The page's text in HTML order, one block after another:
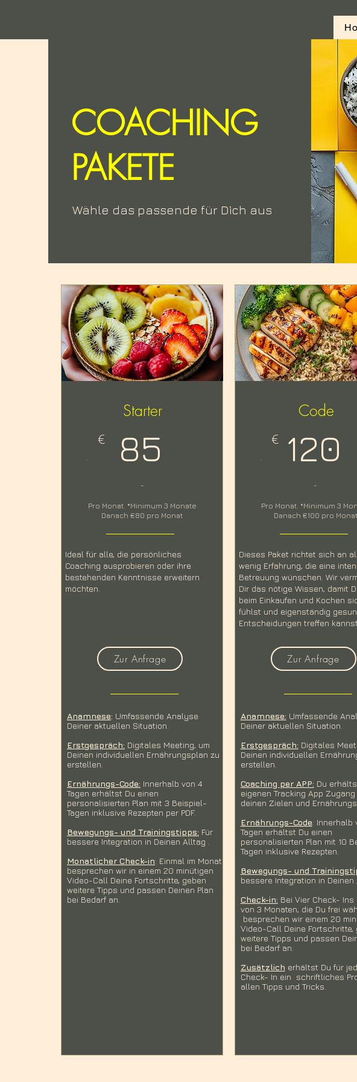
COACHING
PAKETE
Wähle das passende für Dich aus
Starter
85
€
.
-
Pro Monat. *Minimum 3 Monate
Danach €80 pro Monat
Ideal für alle, die persönliches
Coaching ausprobieren oder ihre
bestehenden Kenntnisse erweitern
möchten.
Zur Anfrage
Anamnese: Umfassende Analyse
Deiner aktuellen Situation.​
Erstgespräch: Digitales Meeting, um
Deinen individuellen Ernährungsplan zu
erstellen.​​
Ernährungs-Code: Innerhalb von 4
Tagen erhältst Du einen
personalisierten Plan mit 3 Beispiel-
Tagen inklusive Rezepten per PDF.
Bewegungs- und Trainingstipps: Für
bessere Integration in Deinen Alltag .​
Monatlicher Check-in: Einmal im Monat
besprechen wir in einem 20 minütigen
Video-Call Deine Fortschritte, geben
weitere Tipps und passen Deinen Plan
bei Bedarf an
Code
120
€
.
-
Pro Monat. *Minimum 3
Danach €100 pro Monat
Dieses Paket richtet sich an
wenig Erfahrung, die eine
Betreuung wünschen. Wir
Dir das nötige Wissen, damit
beim Einkaufen und Kochen
fühlst und eigenständig
Entscheidungen treffen kannst.
Zur Anfrage
Anamnese: Umfassende
Deiner aktuellen Situation.​
Erstgespräch: Digitales
Deinen individuellen
erstellen.
Coaching per APP: Du
eigenen Tracking App Zugang
deinen Zielen und
Ernährungs-Code: Innerhalb
Tagen erhältst Du einen
personalisierten Plan mit 10
Tagen inklusive Rezepten.
Bewegungs- und
bessere Integration in Deinen
Check-in: Bei Vier Check- Ins
von 3 Monaten, die Du frei
besprechen wir einem 20
Video-Call Deine Fortschritte,
weitere Tipps und passen
bei Bedarf an.
Zusätzlich erhältst Du für
Check- In ein schriftliches
allen Tipps und Tricks.